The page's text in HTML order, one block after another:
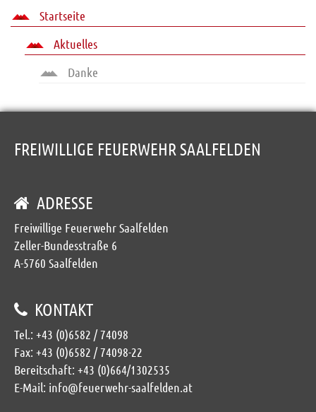
Startseite
Aktuelles
Danke
FREIWILLIGE FEUERWEHR SAALFELDEN
ADRESSE
Freiwillige Feuerwehr Saalfelden
Zeller-Bundesstraße 6
A-5760 Saalfelden
KONTAKT
Tel.: +43 (0)6582 / 74098
Fax: +43 (0)6582 / 74098-22
Bereitschaft: +43 (0)664/1302535
E-Mail: info@feuerwehr-saalfelden.at